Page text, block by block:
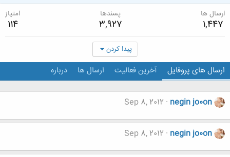
ارسال ها
1,447
پسندها
3,927
امتیاز
114
پیدا کردن
ارسال های پروفایل آخرین فعالیت ارسال ها درباره
negin jo0on
Sep 8, 2012
negin jo0on
Sep 8, 2012